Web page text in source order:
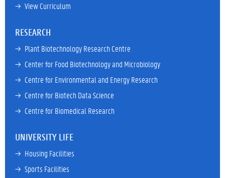
→ View Curriculum
RESEARCH
→ Plant Biotechnology Research Centre
→ Center for Food Biotechnology and Microbiology
→ Centre for Environmental and Energy Research
→ Centre for Biotech Data Science
→ Centre for Biomedical Research
UNIVERSITY LIFE
→ Housing Facilities
→ Sports Facilities